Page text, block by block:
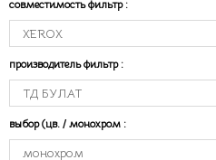
совместимость фильтр :
производитель фильтр :
выбор (цв. / монохром :